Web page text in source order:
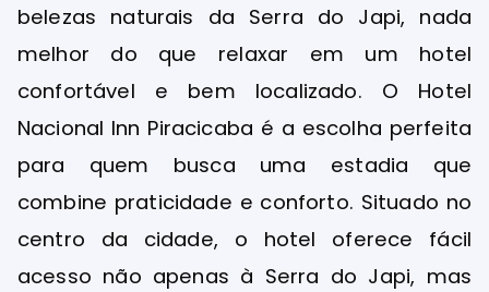
belezas naturais da Serra do Japi, nada
melhor do que relaxar em um hotel
confortável e bem localizado. O Hotel
Nacional Inn Piracicaba é a escolha perfeita
para quem busca uma estadia que
combine praticidade e conforto. Situado no
centro da cidade, o hotel oferece fácil
acesso não apenas à Serra do Japi, mas